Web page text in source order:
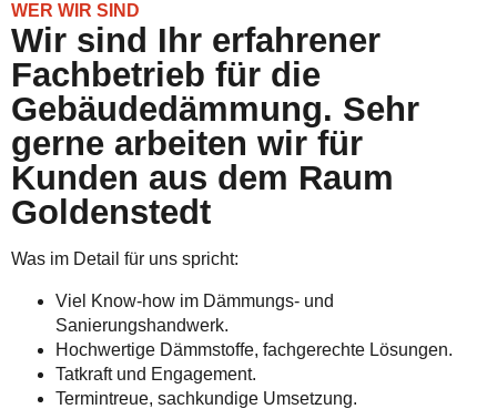
WER WIR SIND
Wir sind Ihr erfahrener
Fachbetrieb für die
Gebäudedämmung. Sehr
gerne arbeiten wir für
Kunden aus dem Raum
Goldenstedt
Was im Detail für uns spricht:
Viel Know-how im Dämmungs- und
Sanierungshandwerk.
Hochwertige Dämmstoffe, fachgerechte Lösungen.
Tatkraft und Engagement.
Termintreue, sachkundige Umsetzung.